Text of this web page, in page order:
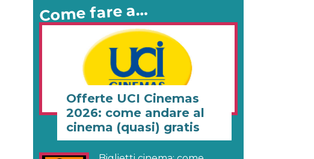
Come fare a…
Offerte UCI Cinemas
2026: come andare al
cinema (quasi) gratis